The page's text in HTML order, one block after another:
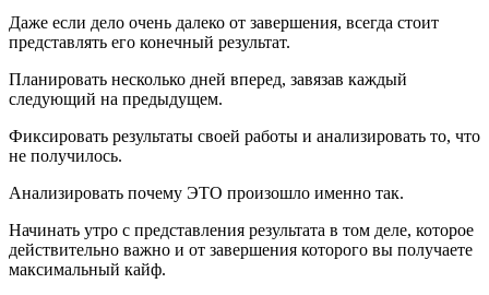
Даже если дело очень далеко от завершения, всегда стоит
представлять его конечный результат.
Планировать несколько дней вперед, завязав каждый
следующий на предыдущем.
Фиксировать результаты своей работы и анализировать то, что
не получилось.
Анализировать почему ЭТО произошло именно так.
Начинать утро с представления результата в том деле, которое
действительно важно и от завершения которого вы получаете
максимальный кайф.